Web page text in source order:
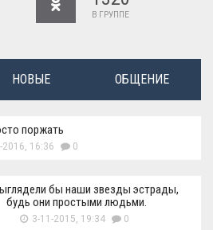
В ГРУППЕ
НОВЫЕ ОБЩЕНИЕ
поржать
2016, 16:36 0
бы наши звезды эстрады,
будь они простыми людьми.
3-11-2015, 19:34 0